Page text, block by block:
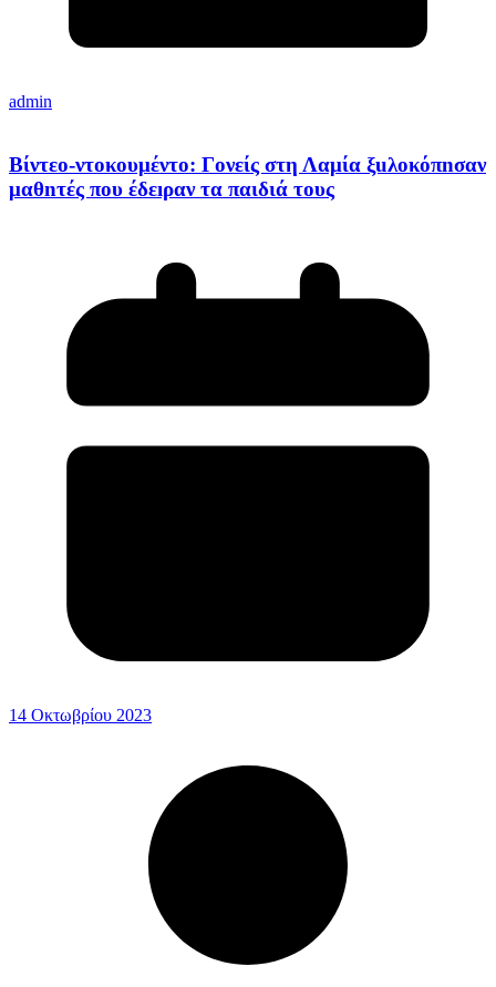
admin
Βίντεο-ντοκουμέντο: Γoνείς στη Λαμία ξuλoκόπnσαν
μαθnτές που έδεıραν τα παιδιά τους
14 Οκτωβρίου 2023